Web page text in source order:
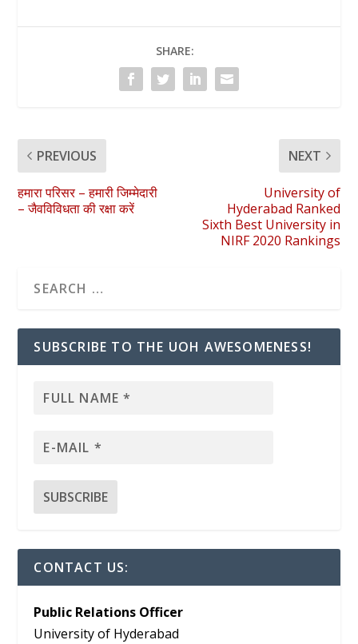
SHARE:
PREVIOUS
हमारा परिसर – हमारी जिम्मेदारी
– जैवविविधता की रक्षा करें
NEXT
University of
Hyderabad Ranked
Sixth Best University in
NIRF 2020 Rankings
SUBSCRIBE TO THE UOH AWESOMENESS!
CONTACT US:
Public Relations Officer
University of Hyderabad